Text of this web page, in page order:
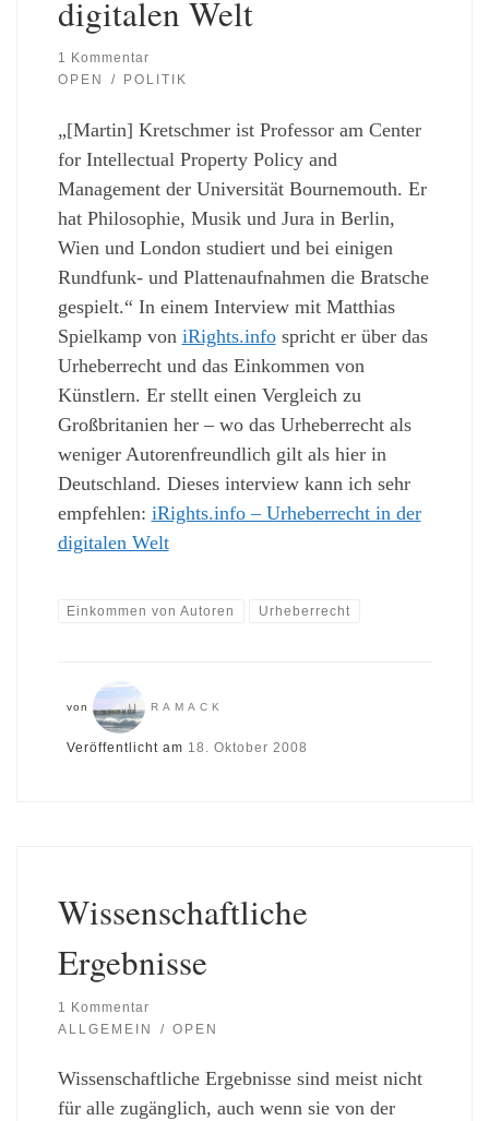
digitalen Welt
1 Kommentar
OPEN
POLITIK
„[Martin] Kretschmer ist Professor am Center
for Intellectual Property Policy and
Management der Universität Bournemouth. Er
hat Philosophie, Musik und Jura in Berlin,
Wien und London studiert und bei einigen
Rundfunk- und Plattenaufnahmen die Bratsche
gespielt.“ In einem Interview mit Matthias
Spielkamp von iRights.infospricht er über das
Urheberrecht und das Einkommen von
Künstlern. Er stellt einen Vergleich zu
Großbritanien her – wo das Urheberrecht als
weniger Autorenfreundlich gilt als hier in
Deutschland. Dieses interview kann ich sehr
empfehlen: iRights.info – Urheberrecht in der
digitalen Welt
Einkommen von Autoren Urheberrecht
von RAMACK
Veröffentlicht am 18. Oktober 2008
Wissenschaftliche
Ergebnisse
1 Kommentar
ALLGEMEIN
OPEN
Wissenschaftliche Ergebnisse sind meist nicht
für alle zugänglich, auch wenn sie von der